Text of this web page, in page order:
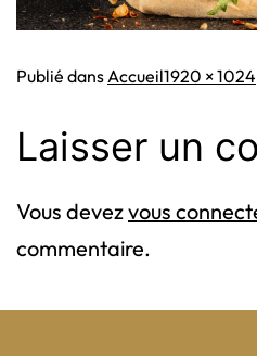
Publié dansAccueilTaille
1920 × 1024
Laisser un
Vous devezvous
commentaire.